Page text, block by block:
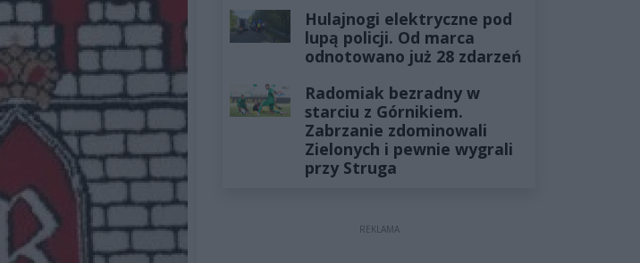
Hulajnogi elektryczne pod
lupą policji. Od marca
odnotowano już 28 zdarzeń
Radomiak bezradny w
starciu z Górnikiem.
Zabrzanie zdominowali
Zielonych i pewnie wygrali
przy Struga
REKLAMA